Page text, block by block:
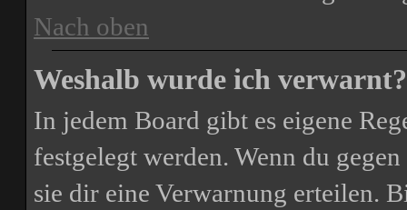
Nach oben
Weshalb wurde ich verwarnt?
In jedem Board gibt es eigene
festgelegt werden. Wenn du
sie dir eine Verwarnung erteilen.